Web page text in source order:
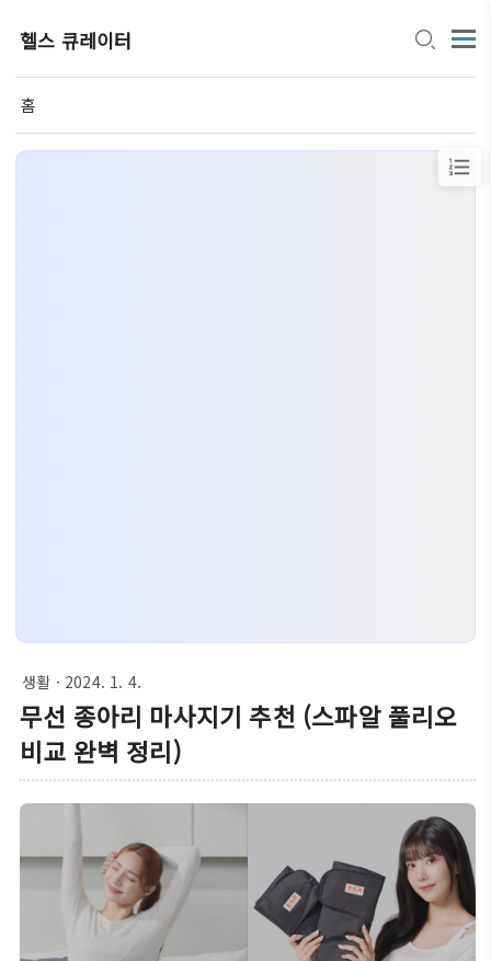
헬스 큐레이터
홈
생활 · 2024. 1. 4.
무선 종아리 마사지기 추천 (스파알 풀리오
비교 완벽 정리)